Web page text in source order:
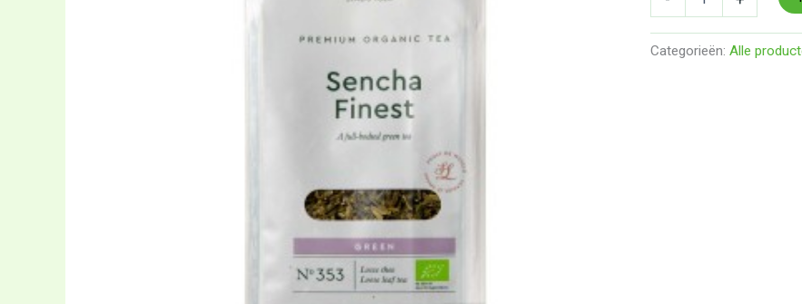
Categorieën: Alle